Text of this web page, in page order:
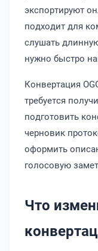
экспортируют
подходит для
слушать
нужно быстро
Конвертация
требуется
подготовить
черновик
оформить
голосовую
Что